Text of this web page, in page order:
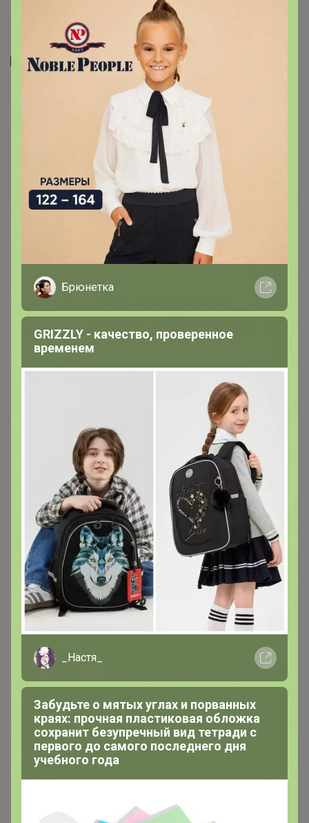
Термокружка «Мастер К», 450 мл, с
ручкой, сохраняет тепло 2 ч, 11×8 см,
голубая
Цена:
199 р.
- Реально хорошая кружка! Температуру
держит. Рекомендую
Брюнетка
GRIZZLY - качество, проверенное
временем
_Настя_
Забудьте о мятых углах и порванных
краях: прочная пластиковая обложка
сохранит безупречный вид тетради с
первого до самого последнего дня
учебного года